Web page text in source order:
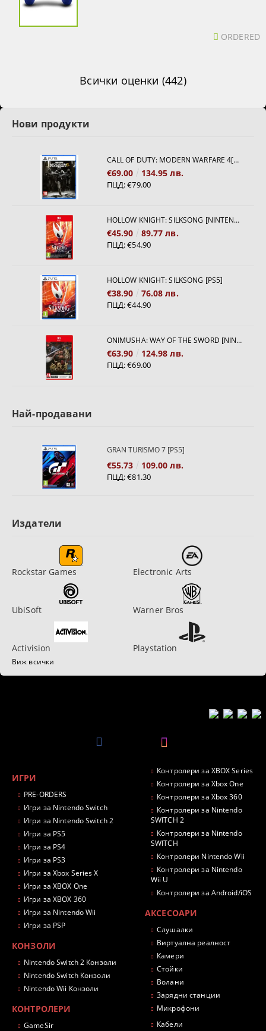
ORDERED
Всички оценки (442)
Нови продукти
CALL OF DUTY: MODERN WARFARE 4[PS5]
€69.00 134.95 лв.
ПЦД:€79.00
HOLLOW KNIGHT: SILKSONG [NINTENDO SWITCH 2]
€45.90 89.77 лв.
ПЦД:€54.90
HOLLOW KNIGHT: SILKSONG [PS5]
€38.90 76.08 лв.
ПЦД:€44.90
ONIMUSHA: WAY OF THE SWORD [NINTENDO SWITCH 2]
€63.90 124.98 лв.
ПЦД:€69.00
Най-продавани
GRAN TURISMO 7 [PS5]
€55.73 109.00 лв.
ПЦД:€81.30
Издатели
Rockstar Games Electronic Arts
UbiSoft Warner Bros
Activision Playstation
Виж всички
ИГРИ
PRE-ORDERS
Игри за Nintendo Switch
Игри за Nintendo Switch 2
Игри за PS5
Игри за PS4
Игри за PS3
Игри за Xbox Series X
Игри за XBOX One
Игри за XBOX 360
Игри за Nintendo Wii
Игри за PSP
КОНЗОЛИ
Nintendo Switch 2 Конзоли
Nintendo Switch Конзоли
Nintendo Wii Конзоли
КОНТРОЛЕРИ
GameSir
Контролери за XBOX Series
Контролери за Xbox One
Контролери за Xbox 360
Контролери за Nintendo
SWITCH 2
Контролери за Nintendo
SWITCH
Контролери Nintendo Wii
Контролери за Nintendo
Wii U
Контролери за Android/iOS
АКСЕСОАРИ
Слушалки
Виртуална реалност
Камери
Стойки
Волани
Зарядни станции
Микрофони
Кабели